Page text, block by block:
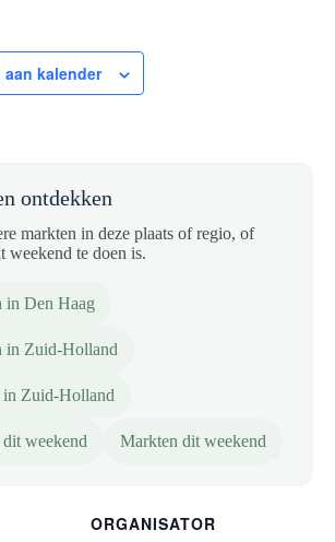
aan kalender
ontdekken
markten in deze plaats of regio, of
weekend te doen is.
in Den Haag
in Zuid-Holland
in Zuid-Holland
weekend Markten dit weekend
ORGANISATOR